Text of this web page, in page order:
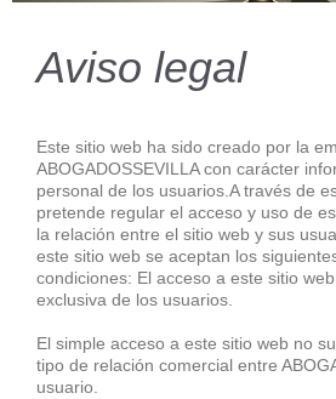
Aviso legal
Este sitio web ha sido creado por la
ABOGADOSSEVILLA con carácter
personal de los usuarios.A través de
pretende regular el acceso y uso de
la relación entre el sitio web y sus
este sitio web se aceptan los
condiciones: El acceso a este sitio
exclusiva de los usuarios.
El simple acceso a este sitio web no
tipo de relación comercial entre
usuario.